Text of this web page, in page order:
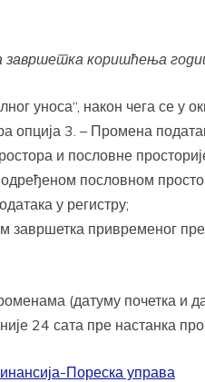
коришћења
уноса“, након чега се у
опција 3. – Промена
и пословне
пословном
у регистру;
привременог
(датуму почетка и
24 сата пре настанка
Пореска управа